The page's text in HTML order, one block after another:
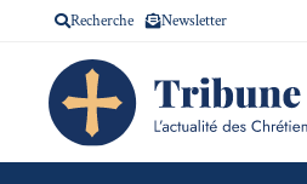
Recherche Newsletter